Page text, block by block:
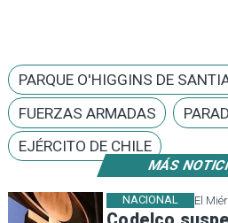
MÁS
El
NACIONAL
PARQUE O'HIGGINS DE
FUERZAS ARMADAS
EJÉRCITO DE CHILE